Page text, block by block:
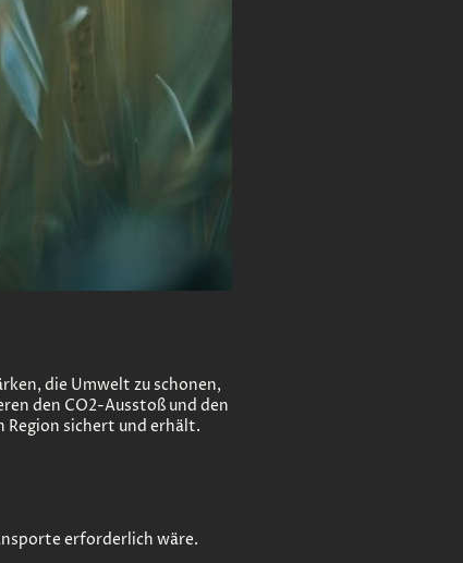
die Umwelt zu schonen,
den CO2-Ausstoß und den
Region sichert und erhält.
erforderlich wäre.